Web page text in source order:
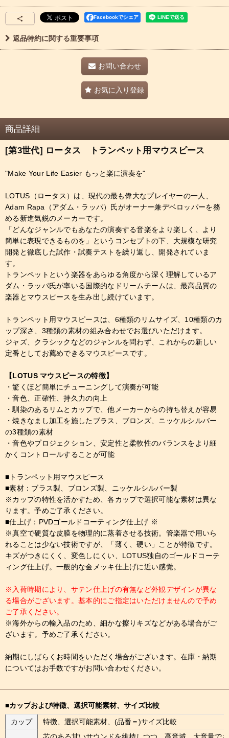
Facebookでシェア
返品特約に関する重要事項
お問い合わせ
お気に入り登録
商品詳細
[第3世代] ロータス トランペット用マウスピース
"Make Your Life Easier もっと楽に演奏を"
LOTUS（ロータス）は、現代の最も偉大なプレイヤーの一人、
Adam Rapa（アダム・ラッパ）氏がオーナー兼デベロッパーを務
める新進気鋭のメーカーです。
「どんなジャンルでもあなたの演奏する音楽をより楽しく、より
簡単に表現できるものを」というコンセプトの下、大規模な研究
開発と徹底した試作・試奏テストを繰り返し、開発されていま
す。
トランペットという楽器をあらゆる角度から深く理解しているア
ダム・ラッパ氏が率いる国際的なドリームチームは、最高品質の
楽器とマウスピースを生み出し続けています。
トランペット用マウスピースは、6種類のリムサイズ、10種類のカ
ップ深さ、3種類の素材の組み合わせでお選びいただけます。
ジャズ、クラシックなどのジャンルを問わず、これからの新しい
定番としてお薦めできるマウスピースです。
【LOTUS マウスピースの特徴】
・驚くほど簡単にチューニングして演奏が可能
・音色、正確性、持久力の向上
・馴染のあるリムとカップで、他メーカーからの持ち替えが容易
・焼きなまし加工を施したブラス、ブロンズ、ニッケルシルバー
の3種類の素材
・音色やプロジェクション、安定性と柔軟性のバランスをより細
かくコントロールすることが可能
■トランペット用マウスピース
■素材：ブラス製、ブロンズ製、ニッケルシルバー製
※カップの特性を活かすため、各カップで選択可能な素材は異な
ります。予めご了承ください。
■仕上げ：PVDゴールドコーティング仕上げ ※
※真空で硬質な皮膜を物理的に蒸着させる技術。管楽器で用いら
れることは少ない技術ですが、「薄く、硬い」ことが特徴です。
キズがつきにくく、変色しにくい、LOTUS独自のゴールドコーテ
ィング仕上げ。一般的な金メッキ仕上げに近い感覚。
※入荷時期により、サテン仕上げの有無など外観デザインが異な
る場合がございます。基本的にご指定はいただけませんので予め
ご了承ください。
※海外からの輸入品のため、細かな擦りキズなどがある場合がご
ざいます。予めご了承ください。
納期にしばらくお時間をいただく場合がございます。在庫・納期
についてはお手数ですがお問い合わせください。
■カップおよび特徴、選択可能素材、サイズ比較
カップ
特徴、選択可能素材、(品番＝)サイズ比較
芯のある甘いサウンドを維持しつつ、高音域、大音量で